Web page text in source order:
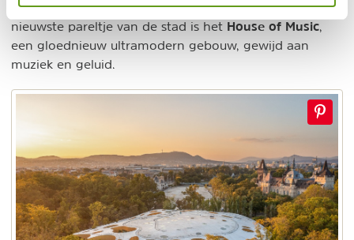
tot Gotische kerken en moderne architectuur. Het
nieuwste pareltje van de stad is het House of Music
een gloednieuw ultramodern gebouw, gewijd aan
muziek en geluid.